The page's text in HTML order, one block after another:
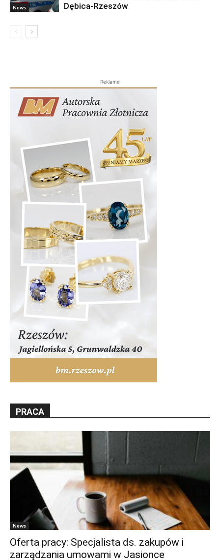
News
Dębica-Rzeszów
Reklama
PRACA
News
Oferta pracy: Specjalista ds. zakupów i
zarządzania umowami w Jasionce